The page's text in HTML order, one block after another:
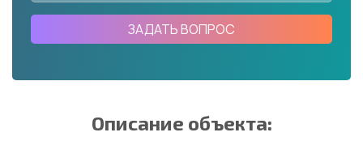
ЗАДАТЬ ВОПРОС
Описание объекта: